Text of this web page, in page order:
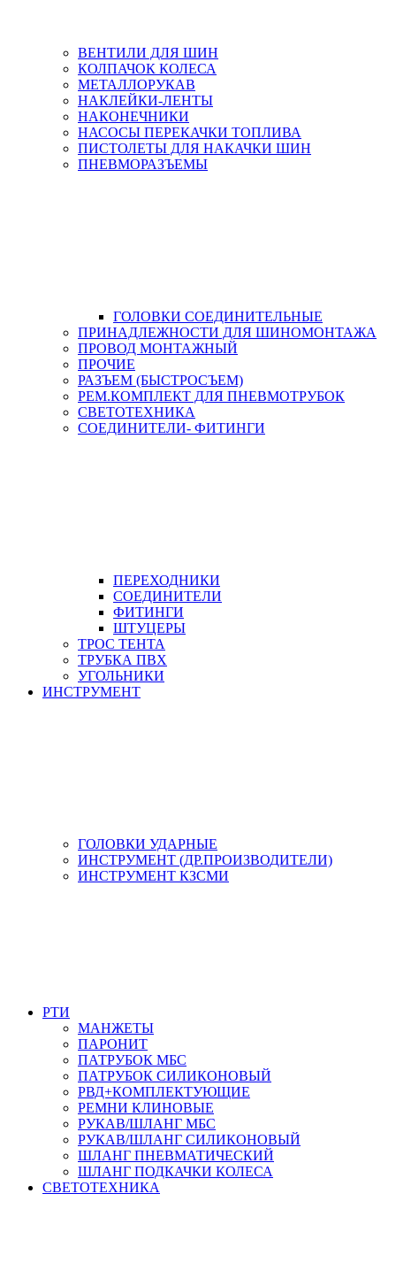
ВЕНТИЛИ ДЛЯ ШИН
КОЛПАЧОК КОЛЕСА
МЕТАЛЛОРУКАВ
НАКЛЕЙКИ-ЛЕНТЫ
НАКОНЕЧНИКИ
НАСОСЫ ПЕРЕКАЧКИ ТОПЛИВА
ПИСТОЛЕТЫ ДЛЯ НАКАЧКИ ШИН
ПНЕВМОРАЗЪЕМЫ
ГОЛОВКИ СОЕДИНИТЕЛЬНЫЕ
ПРИНАДЛЕЖНОСТИ ДЛЯ ШИНОМОНТАЖА
ПРОВОД МОНТАЖНЫЙ
ПРОЧИЕ
РАЗЪЕМ (БЫСТРОСЪЕМ)
РЕМ.КОМПЛЕКТ ДЛЯ ПНЕВМОТРУБОК
СВЕТОТЕХНИКА
СОЕДИНИТЕЛИ- ФИТИНГИ
ПЕРЕХОДНИКИ
СОЕДИНИТЕЛИ
ФИТИНГИ
ШТУЦЕРЫ
ТРОС ТЕНТА
ТРУБКА ПВХ
УГОЛЬНИКИ
ИНСТРУМЕНТ
ГОЛОВКИ УДАРНЫЕ
ИНСТРУМЕНТ (ДР.ПРОИЗВОДИТЕЛИ)
ИНСТРУМЕНТ КЗСМИ
РТИ
МАНЖЕТЫ
ПАРОНИТ
ПАТРУБОК МБС
ПАТРУБОК СИЛИКОНОВЫЙ
РВД+КОМПЛЕКТУЮЩИЕ
РЕМНИ КЛИНОВЫЕ
РУКАВ/ШЛАНГ МБС
РУКАВ/ШЛАНГ СИЛИКОНОВЫЙ
ШЛАНГ ПНЕВМАТИЧЕСКИЙ
ШЛАНГ ПОДКАЧКИ КОЛЕСА
СВЕТОТЕХНИКА